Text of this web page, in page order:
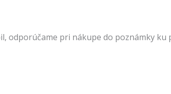
odporúčame pri nákupe do poznámky